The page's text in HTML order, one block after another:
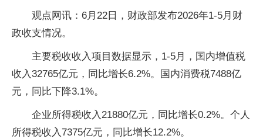
观点网讯：6月22日，财政部发布2026年1-5月财
政收支情况。
主要税收收入项目数据显示，1-5月，国内增值税
收入32765亿元，同比增长6.2%。国内消费税7488亿
元，同比下降3.1%。
企业所得税收入21880亿元，同比增长0.2%。个人
所得税收入7375亿元，同比增长12.2%。